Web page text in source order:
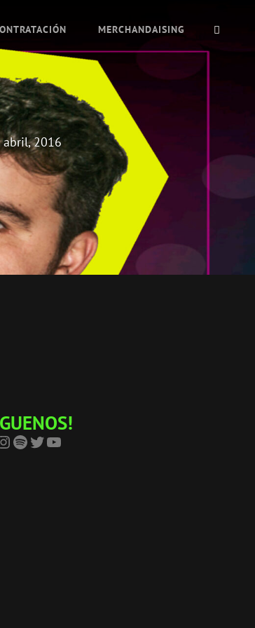
MERCHANDAISING
abril, 2016
Spotify Twitter YouTube